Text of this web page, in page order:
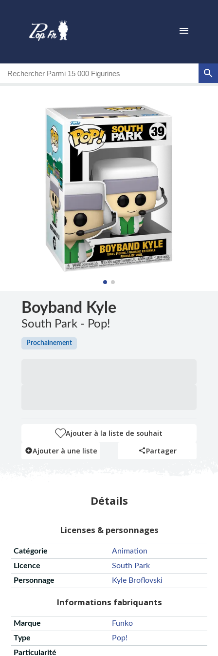
Boyband Kyle
South Park - Pop!
Prochainement
Ajouter à la liste de souhait
Ajouter à une liste
Partager
Détails
Licenses & personnages
Catégorie
Animation
Licence
South Park
Personnage
Kyle Broflovski
Informations fabriquants
Marque
Funko
Type
Pop!
Particularité